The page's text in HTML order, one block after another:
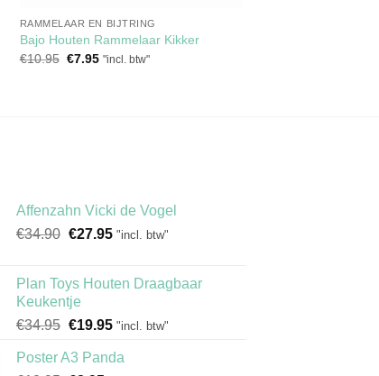
RAMMELAAR EN BIJTRING
Bajo Houten Rammelaar Kikker
€10.95 Oorspronkelijke
€7.95Huidige
"incl. btw"
Affenzahn Vicki de Vogel
€34.90 Oorspronkelijke
€34.90.
€27.95Huidige
€27.95.
"incl. btw"
Plan Toys Houten Draagbaar
Keukentje
€34.95 Oorspronkelijke
was:
€19.95Huidige
is:
"incl. btw"
Poster A3 Panda